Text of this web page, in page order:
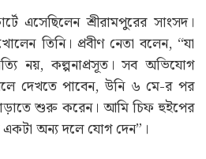
এসেছিলেন শ্রীরামপুরের সাংসদ।
তিনি। প্রবীণ নেতা বলেন, “যা
নয়, কল্পনাপ্রসূত। সব অভিযোগ
দেখতে পাবেন, উনি ৬ মে-র পর
শুরু করেন। আমি চিফ হুইপের
একটা অন্য দলে যোগ দেন”।